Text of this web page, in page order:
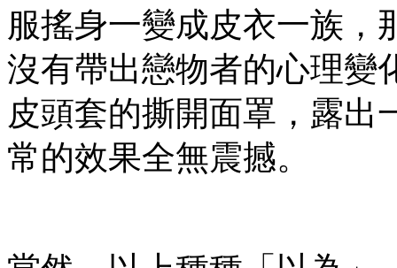
服搖身一變成皮衣一族，
沒有帶出戀物者的心理變
皮頭套的撕開面罩，露
常的效果全無震撼。